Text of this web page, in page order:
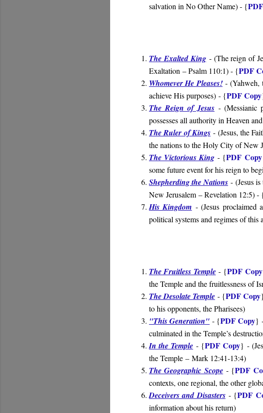
salvation in No Other Name) - {
The Exalted King- (The reign of
Exaltation – Psalm 110:1) - {PDF
Whomever He Pleases!-(Yahweh,
achieve His purposes) - {PDF Copy
The Reign of Jesus - (Messianic
possesses all authority in Heaven
The Ruler of Kings - (Jesus, the
the nations to the Holy City of New
The Victorious King - {PDF Copy
some future event for his reign to
Shepherding the Nations - (Jesus
New Jerusalem – Revelation 12:5) -
His Kingdom - (Jesus
political systems and regimes of this
The Fruitless Temple- {PDF Copy
the Temple and the fruitlessness of
The Desolate Temple - {PDF Copy}
to his opponents, the Pharisees)
"This Generation" - {PDF Copy}
culminated in the Temple’s
In the Temple - {PDF Copy} - (
the Temple – Mark 12:41-13:4)
The Geographic Scope- {PDF
contexts, one regional, the other
Deceivers and Disasters- {PDF
information about his return)